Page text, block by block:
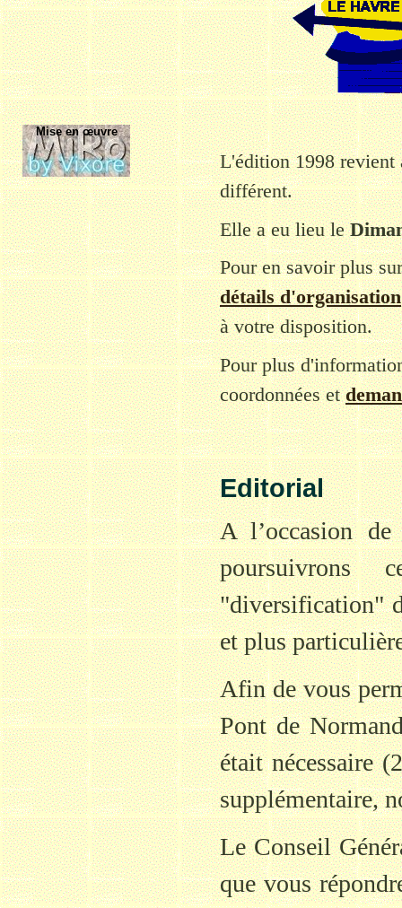
Mise en œuvre
L'édition 1998 revient
différent.
Elle a eu lieu le
Pour en savoir plus
détails d'organisation
à votre disposition.
Pour plus
coordonnées et
Editorial
A l’occasion
"diversification"
et plus
Afin de vous
Pont de
était nécessaire
supplémentaire,
Le Conseil
que vous